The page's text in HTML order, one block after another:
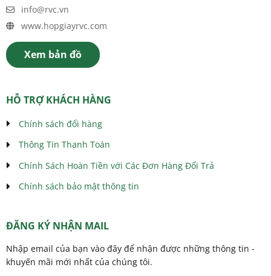
info@rvc.vn
www.hopgiayrvc.com
Xem bản đồ
HỖ TRỢ KHÁCH HÀNG
Chính sách đổi hàng
Thông Tin Thanh Toán
Chính Sách Hoàn Tiền với Các Đơn Hàng Đổi Trả
Chính sách bảo mật thông tin
ĐĂNG KÝ NHẬN MAIL
Nhập email của bạn vào đây để nhận được những thông tin -
khuyến mãi mới nhất của chúng tôi.